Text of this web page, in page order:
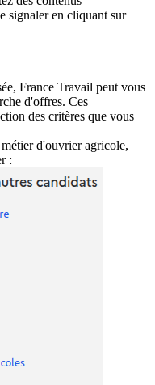
signaler en cliquant sur
France Travail peut vous
d'offres. Ces
des critères que vous
d'ouvrier agricole,
: